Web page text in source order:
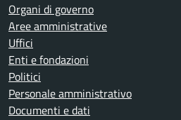
Organi di governo
Aree amministrative
Uffici
Enti e fondazioni
Politici
Personale amministrativo
Documenti e dati